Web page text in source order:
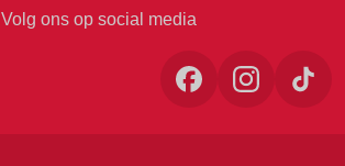
Volg ons op social media